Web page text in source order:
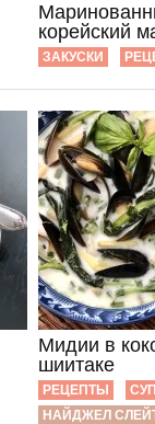
корейский
ЗАКУСКИ
Мидии в
шиитаке
РЕЦЕПТЫ
НАЙДЖЕЛ